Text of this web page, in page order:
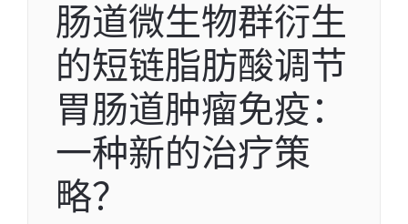
肠道微生物群衍生
的短链脂肪酸调节
胃肠道肿瘤免疫：
一种新的治疗策
略？